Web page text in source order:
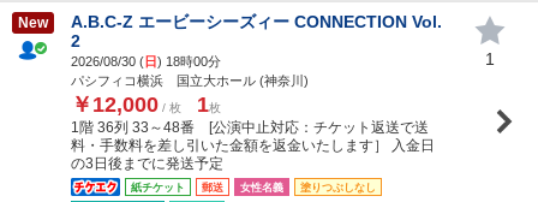
New
A.B.C-Z エービーシーズィー CONNECTION Vol.
2
2026/08/30 (日) 18時00分
パシフィコ横浜 国立大ホール (神奈川)
￥12,000 / 枚 1枚
1階 36列 33～48番 [公演中止対応：チケット返送で送
料・手数料を差し引いた金額を返金いたします］ 入金日
の3日後までに発送予定
紙チケット 郵送 女性名義
塗りつぶしなし
1